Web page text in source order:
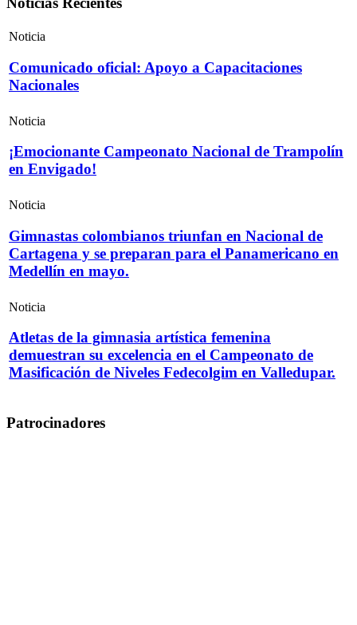
Noticia
Comunicado oficial: Apoyo a Capacitaciones
Nacionales
Noticia
¡Emocionante Campeonato Nacional de Trampolín
en Envigado!
Noticia
Gimnastas colombianos triunfan en Nacional de
Cartagena y se preparan para el Panamericano en
Medellín en mayo.
Noticia
Atletas de la gimnasia artística femenina
demuestran su excelencia en el Campeonato de
Masificación de Niveles Fedecolgim en Valledupar.
Patrocinadores